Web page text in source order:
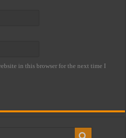
in this browser for the next time I